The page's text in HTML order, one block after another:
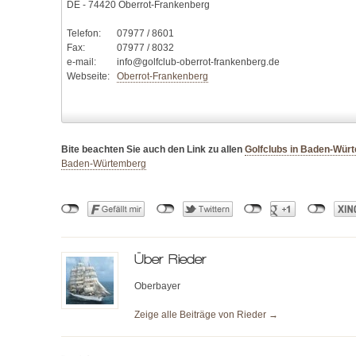
DE - 74420 Oberrot-Frankenberg
Telefon:
07977 / 8601
Fax:
07977 / 8032
e-mail:
info@golfclub-oberrot-frankenberg.de
Webseite:
Oberrot-Frankenberg
Bite beachten Sie auch den Link zu allen Golfclubs in Baden-
Baden-Würtemberg
Über Rieder
Oberbayer
Zeige alle Beiträge von Rieder →